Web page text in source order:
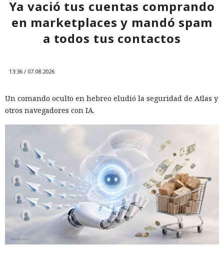
Ya vació tus cuentas comprando
en marketplaces y mandó spam
a todos tus contactos
13:36 / 07.08.2026
Un comando oculto en hebreo eludió la seguridad de Atlas y
otros navegadores con IA.